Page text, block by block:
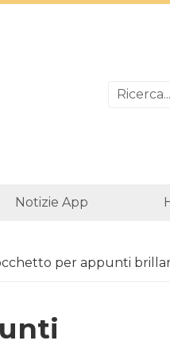
Notizie App
per appunti